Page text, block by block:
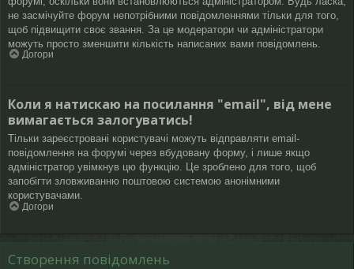
не засмічуйте форум непотрібними повідомленнями тільки для того,
щоб підвищити своє звання. За це модератори чи адміністратори
можуть просто зменшити кількість написаних вами повідомлень.
Догори
Коли я натискаю на посилання "email", від мене
вимагається залогуватись!
Тільки зареєстровані користувачі можуть відправляти email-
повідомлення на форумі через вбудовану форму, і лише якщо
адміністратор увімкнув цю функцію. Це зроблено для того, щоб
запобігти зловживанню поштовою системою анонімними
користувачами.
Догори
Створення повідомлень